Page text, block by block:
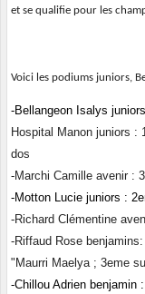
et se qualifie pour les
Voici les podiums juniors,
-Bellangeon Isalys
Hospital Manon juniors :
dos
-Marchi Camille avenir :
-Motton Lucie juniors :
-Richard Clémentine
-Riffaud Rose
"Maurri Maelya ; 3eme
-Chillou Adrien benjamin